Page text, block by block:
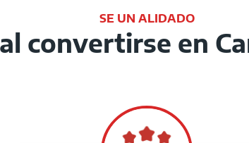
SE UN ALIDADO
convertirse en